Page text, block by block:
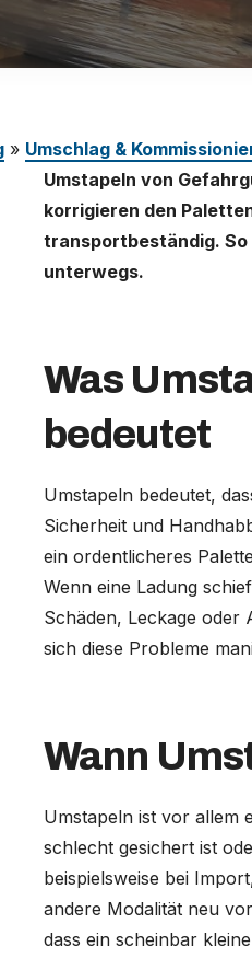
» Umschlag &
Umstapeln von
korrigieren den
transportbeständig. So
unterwegs.
Was
bedeutet
Umstapeln bedeutet,
Sicherheit und
ein ordentlicheres
Wenn eine Ladung
Schäden, Leckage oder
sich diese Probleme
Wann
Umstapeln ist vor allem
schlecht gesichert ist
beispielsweise bei
andere Modalität neu
dass ein scheinbar
(English)